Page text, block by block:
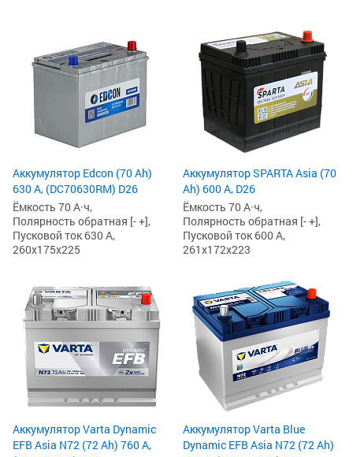
Аккумулятор Edcon (70 Ah)
630 А, (DC70630RM) D26
Ёмкость 70 А·ч,
Полярность обратная [- +],
Пусковой ток 630 А,
260x175x225
Аккумулятор SPARTA Asia (70
Ah) 600 А, D26
Ёмкость 70 А·ч,
Полярность обратная [- +],
Пусковой ток 600 А,
261x172x223
Аккумулятор Varta Dynamic
EFB Asia N72 (72 Ah) 760 А,
Аккумулятор Varta Blue
Dynamic EFB Asia N72 (72 Ah)